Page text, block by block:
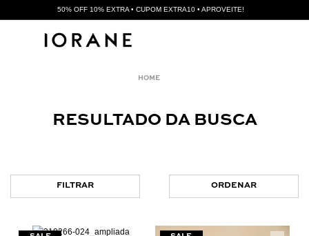
50% OFF 10% EXTRA • CUPOM EXTRA10 • APROVEITE!
RESULTADO DA BUSCA
FILTRAR ORDENAR